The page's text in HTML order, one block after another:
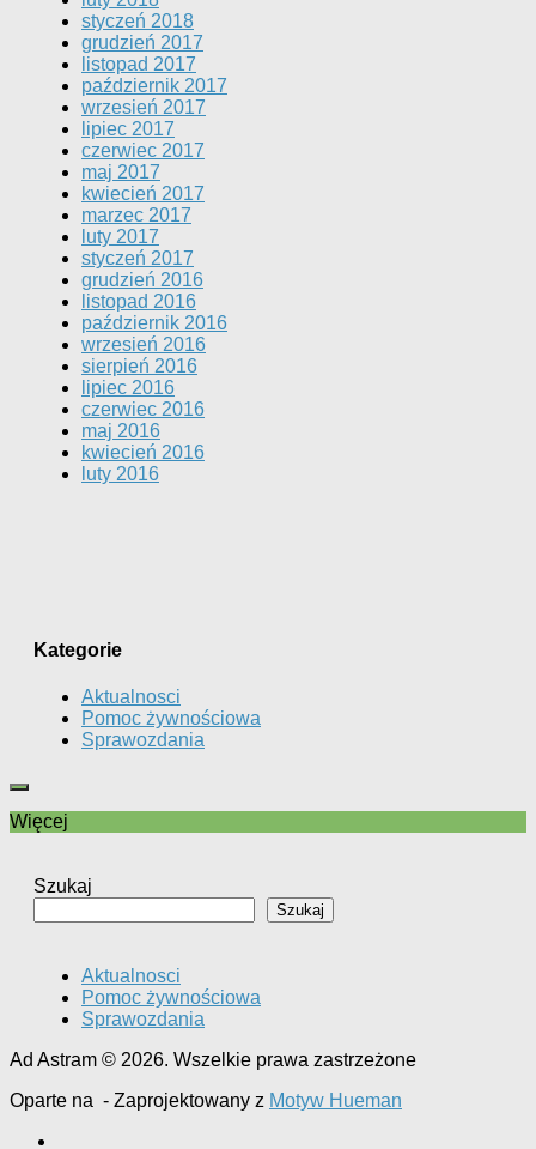
styczeń 2018
grudzień 2017
listopad 2017
październik 2017
wrzesień 2017
lipiec 2017
czerwiec 2017
maj 2017
kwiecień 2017
marzec 2017
luty 2017
styczeń 2017
grudzień 2016
listopad 2016
październik 2016
wrzesień 2016
sierpień 2016
lipiec 2016
czerwiec 2016
maj 2016
kwiecień 2016
luty 2016
Kategorie
Aktualnosci
Pomoc żywnościowa
Sprawozdania
Więcej
Szukaj
Szukaj
Aktualnosci
Pomoc żywnościowa
Sprawozdania
Ad Astram © 2026. Wszelkie prawa zastrzeżone
Oparte na - Zaprojektowany z Motyw Hueman